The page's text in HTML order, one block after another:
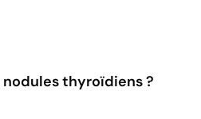
thyroïdiens ?